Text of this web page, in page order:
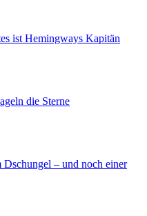
ist Hemingways Kapitän
die Sterne
– und noch einer